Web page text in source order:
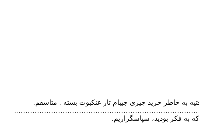
به خاطر خرید چیزی جیبام تار عنکبوت بسته . متاسفم.
فکر بودید، سپاسگزاریم.